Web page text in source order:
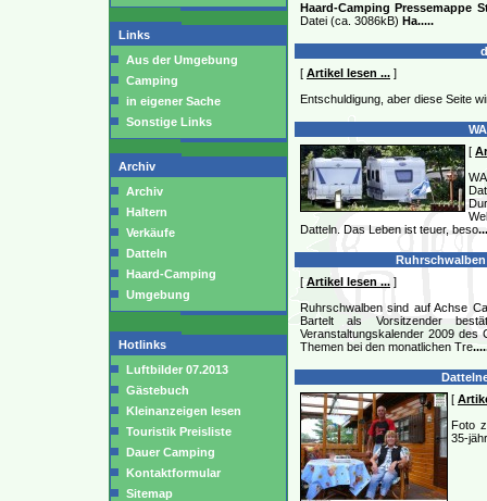
Links
Aus der Umgebung
Camping
in eigener Sache
Sonstige Links
Archiv
Archiv
Haltern
Verkäufe
Datteln
Haard-Camping
Umgebung
Hotlinks
Luftbilder 07.2013
Gästebuch
Kleinanzeigen lesen
Touristik Preisliste
Dauer Camping
Kontaktformular
Sitemap
Haard-Camping Pressemappe
Datei (ca. 3086kB) Ha.....
[ Artikel lesen ... ]
Entschuldigung, aber diese Seite
[
Datteln. Das Leben ist teuer, beso
Ruhrschwalben
[Artikel lesen ... ]
Ruhrschwalben sind auf Achse
Bartelt als Vorsitzender
Veranstaltungskalender 2009 des
Themen bei den monatlichen Tre
[
Foto
35-